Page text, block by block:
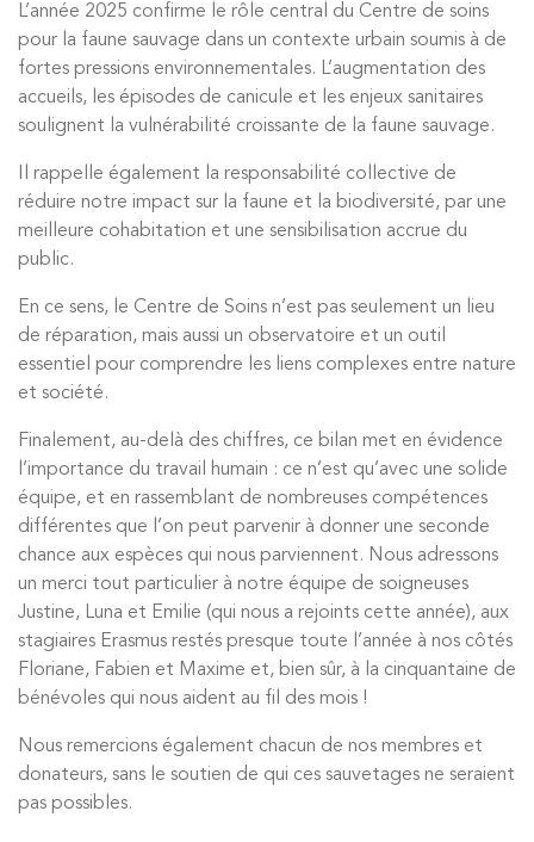
L’année 2025 confirme le rôle central du Centre de soins
pour la faune sauvage dans un contexte urbain soumis à de
fortes pressions environnementales. L’augmentation des
accueils, les épisodes de canicule et les enjeux sanitaires
soulignent la vulnérabilité croissante de la faune sauvage.
Il rappelle également la responsabilité collective de
réduire notre impact sur la faune et la biodiversité, par une
meilleure cohabitation et une sensibilisation accrue du
public.
En ce sens, le Centre de Soins n’est pas seulement un lieu
de réparation, mais aussi un observatoire et un outil
essentiel pour comprendre les liens complexes entre nature
et société.
Finalement, au-delà des chiffres, ce bilan met en évidence
l’importance du travail humain : ce n’est qu’avec une solide
équipe, et en rassemblant de nombreuses compétences
différentes que l’on peut parvenir à donner une seconde
chance aux espèces qui nous parviennent. Nous adressons
un merci tout particulier à notre équipe de soigneuses
Justine, Luna et Emilie (qui nous a rejoints cette année), aux
stagiaires Erasmus restés presque toute l’année à nos côtés
Floriane, Fabien et Maxime et, bien sûr, à la cinquantaine de
bénévoles qui nous aident au fil des mois !
Nous remercions également chacun de nos membres et
donateurs, sans le soutien de qui ces sauvetages ne seraient
pas possibles.